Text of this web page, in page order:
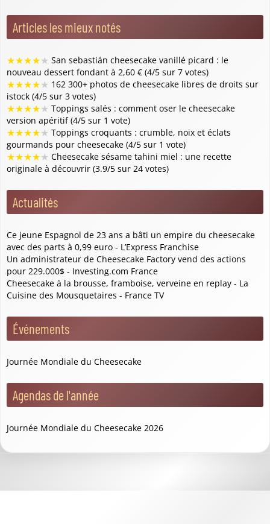
Articles les mieux notés
★★★★★ San sebastián cheesecake vanillé picard : le
nouveau dessert fondant à 2,60 € (4/5 sur 7 votes)
★★★★★ 162 300+ photos de cheesecake libres de droits sur
istock (4/5 sur 3 votes)
★★★★★ Toppings salés : comment oser le cheesecake
version apéritif (4/5 sur 1 vote)
★★★★★ Toppings croquants : crumble, noix et éclats
gourmands pour cheesecake (4/5 sur 1 vote)
★★★★★ Cheesecake sésame tahini miel : une recette
originale à découvrir (3.9/5 sur 24 votes)
Actualités
Ce jeune Espagnol de 23 ans a bâti un empire du cheesecake
avec des parts à 0,99 euro - L’Express Franchise
Un administrateur de Cheesecake Factory vend des actions
pour 229.000$ - Investing.com France
Cheesecake à la brousse, framboise, verveine en replay - La
Cuisine des Mousquetaires - France TV
Événements
Journée Mondiale du Cheesecake
Agendas de l'année
Journée Mondiale du Cheesecake 2026